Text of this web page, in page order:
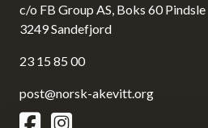
c/o FB Group AS, Boks 60 Pindsle
3249 Sandefjord
23 15 85 00
post@norsk-akevitt.org